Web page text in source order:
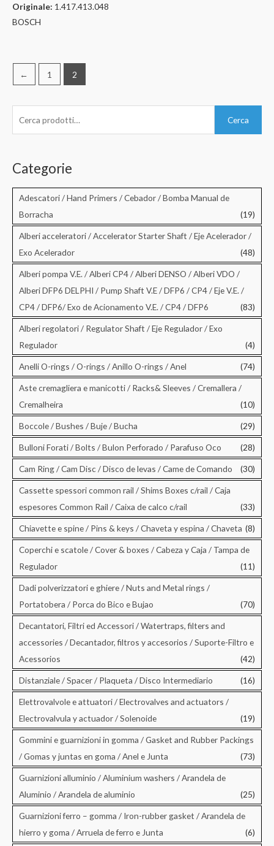
Originale: 1.417.413.048
BOSCH
← 1 2
c
Cerca
Categorie
Adescatori / Hand Primers / Cebador / Bomba Manual de
Borracha
(19)
Alberi acceleratori / Accelerator Starter Shaft / Eje Acelerador /
Exo Acelerador
(48)
Alberi pompa V.E. / Alberi CP4 / Alberi DENSO / Alberi VDO /
Alberi DFP6 DELPHI / Pump Shaft V.E / DFP6 / CP4 / Eje V.E. /
CP4 / DFP6/ Exo de Acionamento V.E. / CP4 / DFP6
(83)
Alberi regolatori / Regulator Shaft / Eje Regulador / Exo
Regulador
(4)
Anelli O-rings / O-rings / Anillo O-rings / Anel (74)
Aste cremagliera e manicotti / Racks& Sleeves / Cremallera /
Cremalheira
(10)
Boccole / Bushes / Buje / Bucha (29)
Bulloni Forati / Bolts / Bulon Perforado / Parafuso Oco (28)
Cam Ring / Cam Disc / Disco de levas / Came de Comando (30)
Cassette spessori common rail / Shims Boxes c/rail / Caja
espesores Common Rail / Caixa de calco c/rail
(33)
Chiavette e spine / Pins & keys / Chaveta y espina / Chaveta (8)
Coperchi e scatole / Cover & boxes / Cabeza y Caja / Tampa de
Regulador
(11)
Dadi polverizzatori e ghiere / Nuts and Metal rings /
Portatobera / Porca do Bico e Bujao
(70)
Decantatori, Filtri ed Accessori / Watertraps, filters and
accessories / Decantador, filtros y accesorios / Suporte-Filtro e
Acessorios
(42)
Distanziale / Spacer / Plaqueta / Disco Intermediario (16)
Elettrovalvole e attuatori / Electrovalves and actuators /
Electrovalvula y actuador / Solenoide
(19)
Gommini e guarnizioni in gomma / Gasket and Rubber Packings
/ Gomas y juntas en goma / Anel e Junta
(73)
Guarnizioni alluminio / Aluminium washers / Arandela de
Aluminio / Arandela de aluminio
(25)
Guarnizioni ferro – gomma / Iron-rubber gasket / Arandela de
hierro y goma / Arruela de ferro e Junta
(6)